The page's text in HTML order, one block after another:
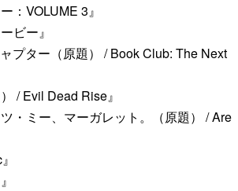
：VOLUME 3』
ビー』
プター（原題） / Book Club: The Next
/ Evil Dead Rise』
・ミー、マーガレット。（原題） / Are
』